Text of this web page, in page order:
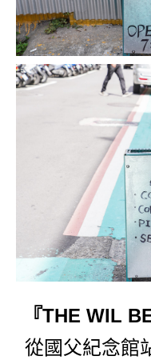
『THE WIL
從國父紀念館